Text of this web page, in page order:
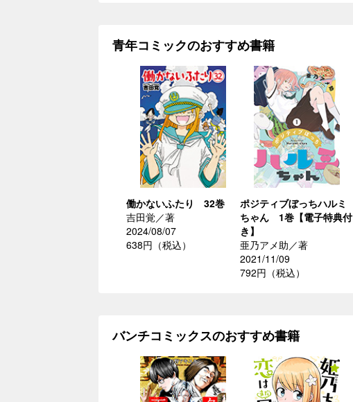
青年コミックのおすすめ書籍
働かないふたり 32巻
吉田覚／著
2024/08/07
638円（税込）
ポジティブぼっちハルミ
ちゃん 1巻【電子特典付
き】
亜乃アメ助／著
2021/11/09
792円（税込）
バンチコミックスのおすすめ書籍